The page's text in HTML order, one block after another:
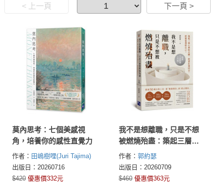
< 上一頁 下一頁 >
莫內思考：七個美感視
角，培養你的感性直覺力
作者： 田嶋樹哩(Juri Tajima)
出版日：20260716
$420 優惠價332元
我不是想離職，只是不想
被燃燒殆盡：築起三層心
理防火牆，把責任還回
去，把能量還給自己
作者： 郭約瑟
出版日：20260709
$460 優惠價363元